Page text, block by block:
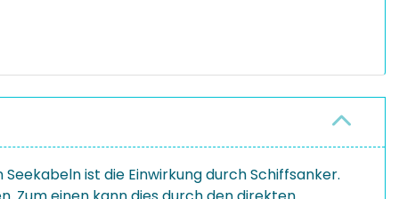
ist die Einwirkung durch Schiffsanker.